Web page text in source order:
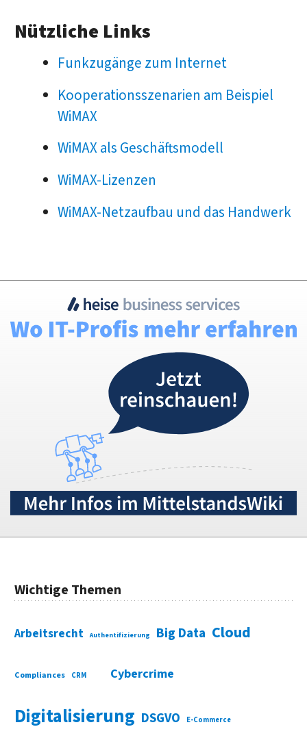
Nützliche Links
Funkzugänge zum Internet
Kooperationsszenarien am Beispiel
WiMAX
WiMAX als Geschäftsmodell
WiMAX-Lizenzen
WiMAX-Netzaufbau und das Handwerk
Wichtige Themen
Arbeitsrecht Authentifizierung Big Data Cloud
Compliances CRM Cybercrime
Digitalisierung DSGVO E-Commerce